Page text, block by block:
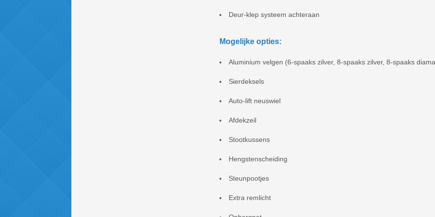
Deur-klep systeem achteraan
Mogelijke opties:
Aluminium velgen (6-spaaks zilver, 8-spaaks zilver, 8-spaaks
Sierdeksels
Auto-lift neuswiel
Afdekzeil
Stootkussens
Hengstenscheiding
Steunpootjes
Extra remlicht